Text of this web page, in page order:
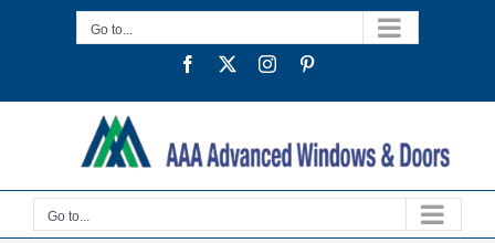
Go to...
Facebook
TwitterInstagram
Go to...